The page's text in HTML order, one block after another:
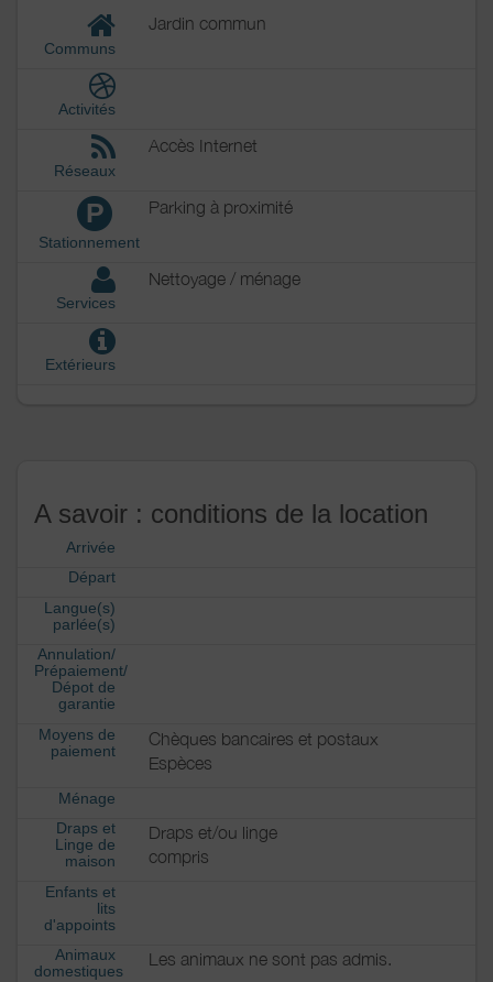
Communs
Jardin commun
Activités
Réseaux
Accès Internet
P
Stationnement
Parking à proximité
Services
Nettoyage / ménage
Extérieurs
A savoir : conditions de la location
Arrivée
Départ
Langue(s)
parlée(s)
Annulation/
Prépaiement/
Dépot de
garantie
Moyens de
paiement
Chèques bancaires et postaux
Espèces
Ménage
Draps et
Linge de
maison
Draps et/ou linge
compris
Enfants et
lits
d'appoints
Animaux
domestiques
Les animaux ne sont pas admis.